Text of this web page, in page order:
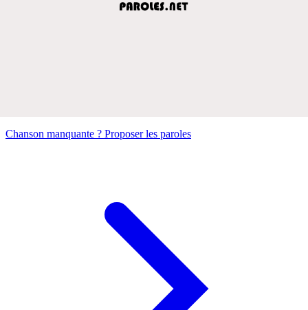
Chanson manquante ? Proposer les paroles